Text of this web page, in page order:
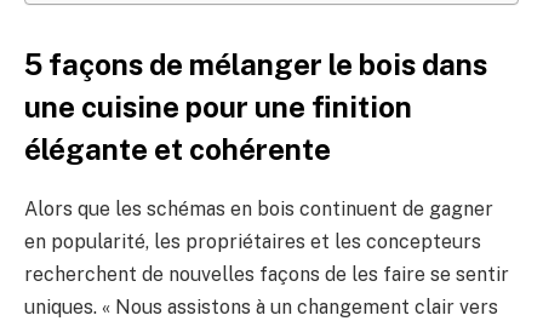
5 façons de mélanger le bois dans
une cuisine pour une finition
élégante et cohérente
Alors que les schémas en bois continuent de gagner
en popularité, les propriétaires et les concepteurs
recherchent de nouvelles façons de les faire se sentir
uniques. « Nous assistons à un changement clair vers